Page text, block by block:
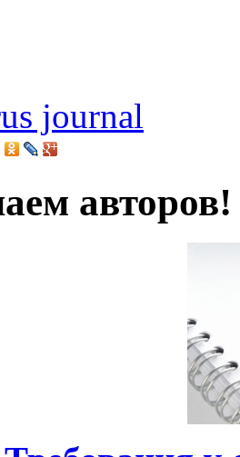
journal
авторов!